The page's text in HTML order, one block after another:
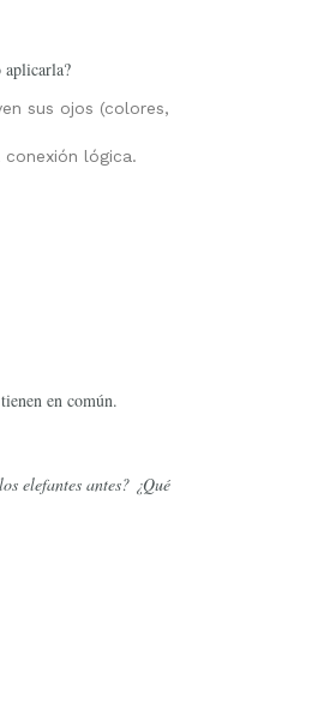
aplicarla?
sus ojos (colores,
lógica.
en común.
elefantes antes? ¿Qué